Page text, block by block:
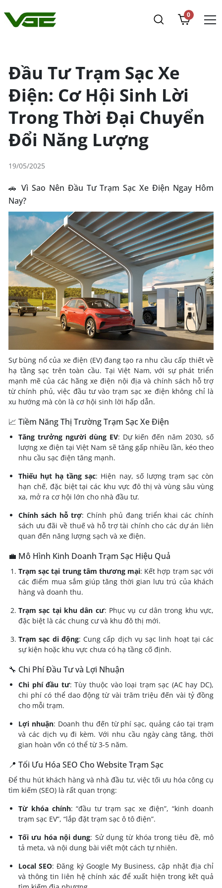
0
Đầu Tư Trạm Sạc Xe
Điện: Cơ Hội Sinh Lời
Trong Thời Đại Chuyển
Đổi Năng Lượng
19/05/2025
🚗 Vì Sao Nên Đầu Tư Trạm Sạc Xe Điện Ngay Hôm
Nay?
Sự bùng nổ của xe điện (EV) đang tạo ra nhu cầu cấp thiết về
hạ tầng sạc trên toàn cầu. Tại Việt Nam, với sự phát triển
mạnh mẽ của các hãng xe điện nội địa và chính sách hỗ trợ
từ chính phủ, việc đầu tư vào trạm sạc xe điện không chỉ là
xu hướng mà còn là cơ hội sinh lời hấp dẫn.
📈 Tiềm Năng Thị Trường Trạm Sạc Xe Điện
Tăng trưởng người dùng EV: Dự kiến đến năm 2030, số
lượng xe điện tại Việt Nam sẽ tăng gấp nhiều lần, kéo theo
nhu cầu sạc điện tăng mạnh.
Thiếu hụt hạ tầng sạc: Hiện nay, số lượng trạm sạc còn
hạn chế, đặc biệt tại các khu vực đô thị và vùng sâu vùng
xa, mở ra cơ hội lớn cho nhà đầu tư.
Chính sách hỗ trợ:Chính phủ đang triển khai các chính
sách ưu đãi về thuế và hỗ trợ tài chính cho các dự án liên
quan đến năng lượng sạch và xe điện.
💼 Mô Hình Kinh Doanh Trạm Sạc Hiệu Quả
Trạm sạc tại trung tâm thương mại: Kết hợp trạm sạc với
các điểm mua sắm giúp tăng thời gian lưu trú của khách
hàng và doanh thu.
Trạm sạc tại khu dân cư: Phục vụ cư dân trong khu vực,
đặc biệt là các chung cư và khu đô thị mới.
Trạm sạc di động: Cung cấp dịch vụ sạc linh hoạt tại các
sự kiện hoặc khu vực chưa có hạ tầng cố định.
🔧 Chi Phí Đầu Tư và Lợi Nhuận
Chi phí đầu tư:Tùy thuộc vào loại trạm sạc (AC hay DC),
chi phí có thể dao động từ vài trăm triệu đến vài tỷ đồng
cho mỗi trạm.
Lợi nhuận: Doanh thu đến từ phí sạc, quảng cáo tại trạm
và các dịch vụ đi kèm. Với nhu cầu ngày càng tăng, thời
gian hoàn vốn có thể từ 3-5 năm.
📍 Tối Ưu Hóa SEO Cho Website Trạm Sạc
Để thu hút khách hàng và nhà đầu tư, việc tối ưu hóa công cụ
tìm kiếm (SEO) là rất quan trọng:
Từ khóa chính:“đầu tư trạm sạc xe điện”, “kinh doanh
trạm sạc EV”, “lắp đặt trạm sạc ô tô điện”.
Tối ưu hóa nội dung: Sử dụng từ khóa trong tiêu đề, mô
tả meta, và nội dung bài viết một cách tự nhiên.
Local SEO:Đăng ký Google My Business, cập nhật địa chỉ
và thông tin liên hệ chính xác để xuất hiện trong kết quả